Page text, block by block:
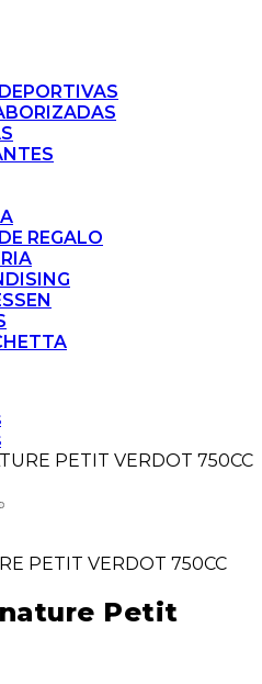
REGALO
PETIT VERDOT 750CC
Petit